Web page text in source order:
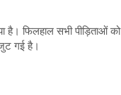
है। फिलहाल सभी पीड़िताओं को
गई है।